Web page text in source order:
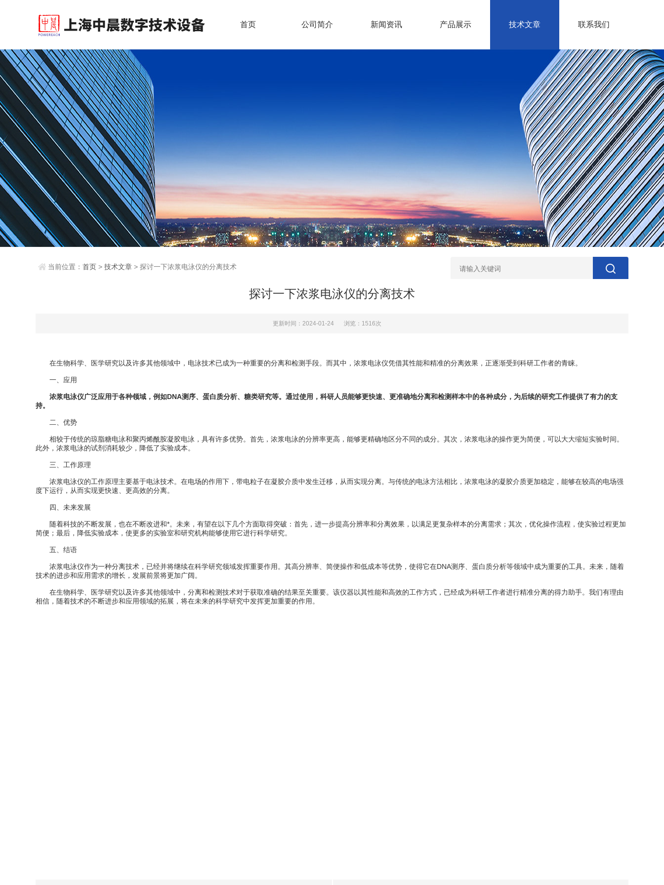
首页 公司简介 新闻资讯 产品展示 技术文章 联系我们
当前位置： 首页 > 技术文章 > 探讨一下浓浆电泳仪的分离技术
探讨一下浓浆电泳仪的分离技术
更新时间：2024-01-24 浏览：1516次
在生物科学、医学研究以及许多其他领域中，电泳技术已成为一种重要的分离和检测手段。而其中，浓浆电泳仪凭借其性能和精准的分离效果，正逐渐受到科研工作者的青睐。
一、应用
浓浆电泳仪广泛应用于各种领域，例如DNA测序、蛋白质分析、糖类研究等。通过使用，科研人员能够更快速、更准确地分离和检测样本中的各种成分，为后续的研究工作提供了有力的支
持。
二、优势
相较于传统的琼脂糖电泳和聚丙烯酰胺凝胶电泳，具有许多优势。首先，浓浆电泳的分辨率更高，能够更精确地区分不同的成分。其次，浓浆电泳的操作更为简便，可以大大缩短实验时间。
此外，浓浆电泳的试剂消耗较少，降低了实验成本。
三、工作原理
浓浆电泳仪的工作原理主要基于电泳技术。在电场的作用下，带电粒子在凝胶介质中发生迁移，从而实现分离。与传统的电泳方法相比，浓浆电泳的凝胶介质更加稳定，能够在较高的电场强
度下运行，从而实现更快速、更高效的分离。
四、未来发展
随着科技的不断发展，也在不断改进和*。未来，有望在以下几个方面取得突破：首先，进一步提高分辨率和分离效果，以满足更复杂样本的分离需求；其次，优化操作流程，使实验过程更加
简便；最后，降低实验成本，使更多的实验室和研究机构能够使用它进行科学研究。
五、结语
浓浆电泳仪作为一种分离技术，已经并将继续在科学研究领域发挥重要作用。其高分辨率、简便操作和低成本等优势，使得它在DNA测序、蛋白质分析等领域中成为重要的工具。未来，随着
技术的进步和应用需求的增长，发展前景将更加广阔。
在生物科学、医学研究以及许多其他领域中，分离和检测技术对于获取准确的结果至关重要。该仪器以其性能和高效的工作方式，已经成为科研工作者进行精准分离的得力助手。我们有理由
相信，随着技术的不断进步和应用领域的拓展，将在未来的科学研究中发挥更加重要的作用。